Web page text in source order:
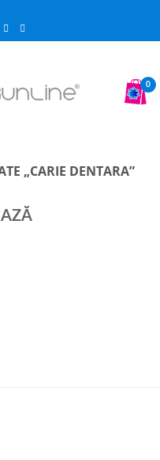
0
„CARIE DENTARA”